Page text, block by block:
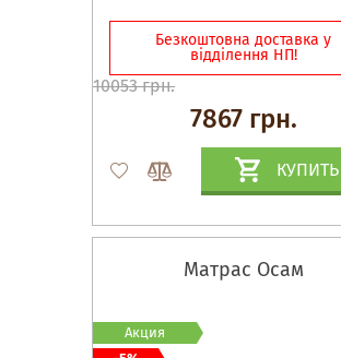
Безкоштовна доставка у
відділення НП!
10053 грн.
7867 грн.
КУПИТЬ
Матрас Осам
Акция